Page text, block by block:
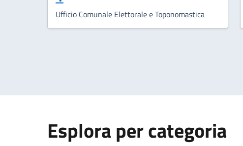
Ufficio Comunale Elettorale e Toponomastica
Esplora per categoria